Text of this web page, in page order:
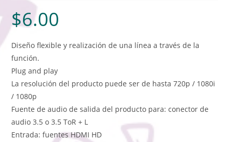
$6.00
Diseño flexible y realización de una línea a través de la
función.
Plug and play
La resolución del producto puede ser de hasta 720p / 1080i
/ 1080p
Fuente de audio de salida del producto para: conector de
audio 3.5 o 3.5 ToR + L
Entrada: fuentes HDMI HD